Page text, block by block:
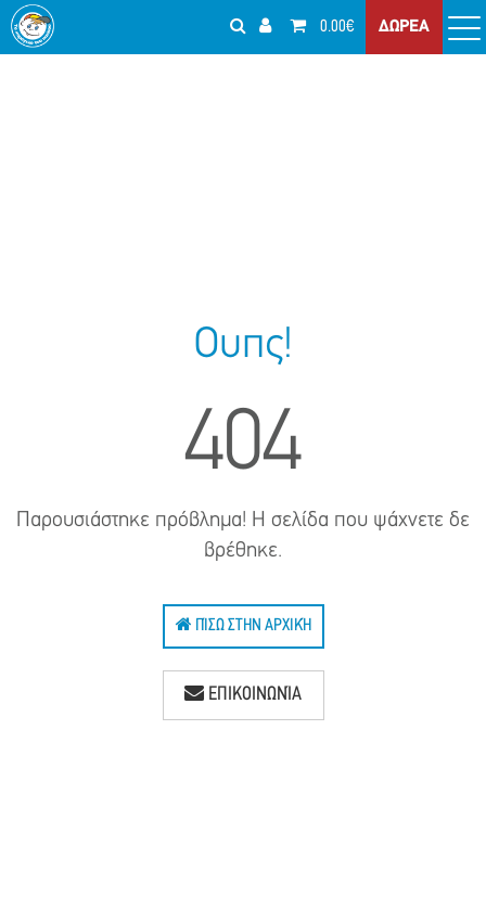
0.00€ ΔΩΡΕΑ
Ουπς!
404
Παρουσιάστηκε πρόβλημα! Η σελίδα που ψάχνετε δε
βρέθηκε.
ΠΊΣΩ ΣΤΗΝ ΑΡΧΙΚΉ
ΕΠΙΚΟΙΝΩΝΊΑ